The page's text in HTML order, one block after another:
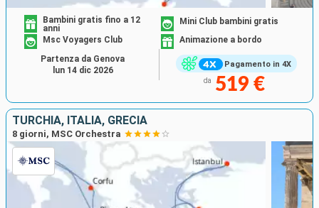
Pagamento in 4X
Bambini gratis fino a 12
anni
Mini Club bambini gratis
Msc Voyagers Club
Animazione a bordo
da 519 €
Partenza da Genova
lun 14 dic 2026
TURCHIA, ITALIA, GRECIA
8 giorni, MSC Orchestra